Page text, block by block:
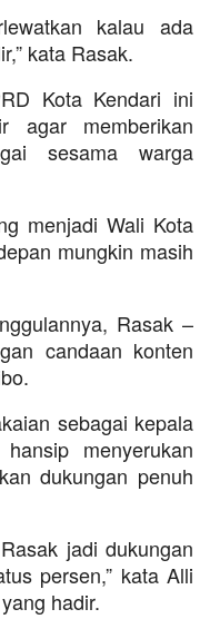
kalau ada
kata Rasak.
Kota Kendari ini
agar memberikan
sesama warga
menjadi Wali Kota
mungkin masih
Rasak –
candaan konten
sebagai kepala
menyerukan
dukungan penuh
jadi dukungan
persen,” kata Alli
hadir.